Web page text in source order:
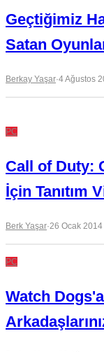
Geçtiğimiz
Satan
Berkay Yaşar·4 Ağustos
PC
Call of Duty:
İçin Tanıtım
Berk Yaşar·26 Ocak 2014
PC
Watch